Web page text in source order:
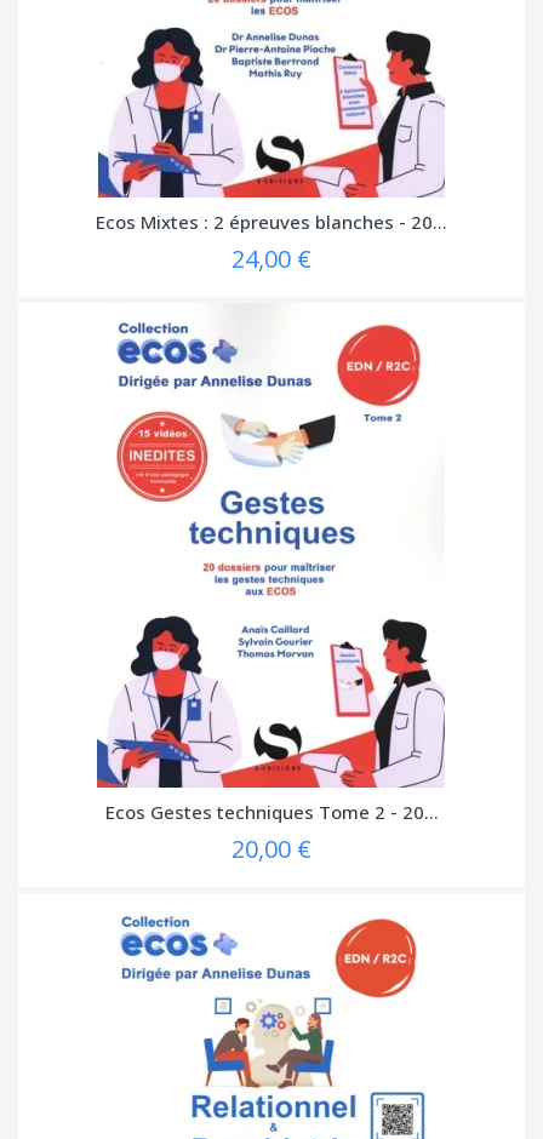
Ecos Mixtes : 2 épreuves blanches - 20...
24,00 €
Ecos Gestes techniques Tome 2 - 20...
20,00 €